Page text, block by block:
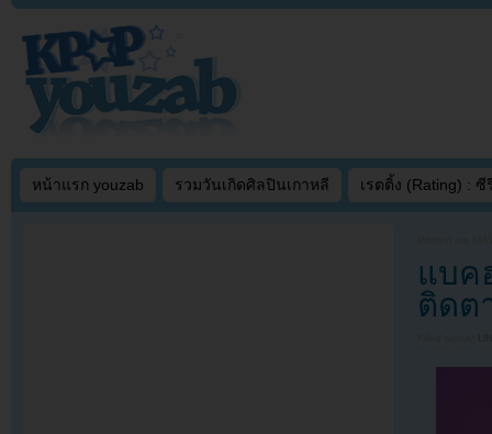
หน้าแรก youzab รวมวันเกิดศิลปินเกาหลี เรตติ้ง (Rating) : ซี
แบค
ติดต